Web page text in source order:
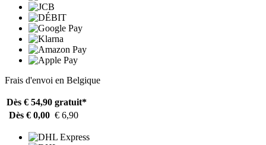
Frais d'envoi en Belgique
Dès € 54,90 gratuit*
Dès € 0,00 € 6,90